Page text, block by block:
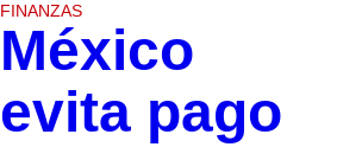
FINANZAS
México
evita pago